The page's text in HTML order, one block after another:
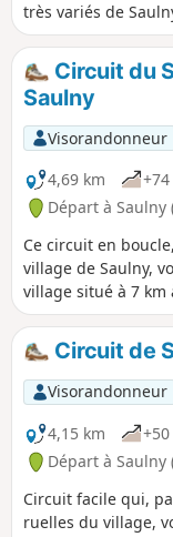
très variés de
pelouses calcaires,
recouvertes par la
d'Amanvillers, voie
Montvaux, ou
de Notre-Dame du
Circuit du
Saulny
Visorandonneur
4,69 km
Départ à Saulny
Ce circuit en
village de Saulny,
village situé à 7 km
Cheminement
voies urbaines.
Circuit de
Visorandonneur
4,15 km
Départ à Saulny
Circuit facile qui,
ruelles du village,